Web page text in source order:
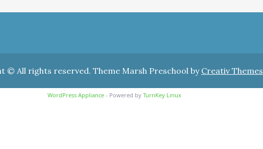
© All rights reserved. Theme Marsh Preschool by Creativ Themes
WordPress Appliance - Powered by TurnKey Linux